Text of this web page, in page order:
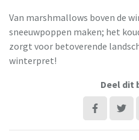
Van marshmallows boven de
sneeuwpoppen maken; het
zorgt voor betoverende
winterpret!
Deel dit